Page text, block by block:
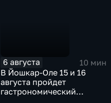
6 августа
10 мин
В Йошкар-Оле 15 и 16
августа пройдет
гастрономический